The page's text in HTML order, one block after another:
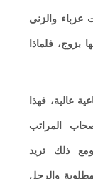
عزباء والزنى
بزوج، فلماذا
عالية، فهذا
المراتب
ومع ذلك تريد
مطلوبة والرجل